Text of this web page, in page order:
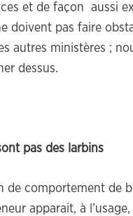
et de façon aussi
doivent pas faire
autres ministères ;
dessus.
pas des larbins
de comportement de
apparait, à